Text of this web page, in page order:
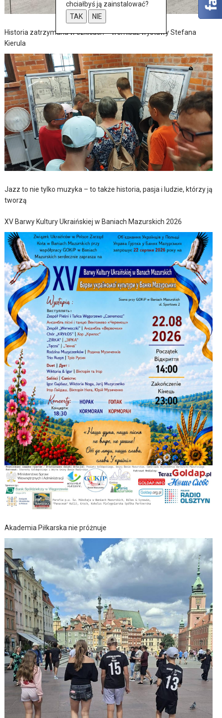
Historia zatrzymana w szkicach – wernisaż wystawy Stefana
Kierula
Jazz to nie tylko muzyka – to także historia, pasja i ludzie, którzy ją
tworzą
XV Barwy Kultury Ukraińskiej w Baniach Mazurskich 2026
Akademia Piłkarska nie próżnuje
chciałbyś ją zainstalować?
TAK
NIE